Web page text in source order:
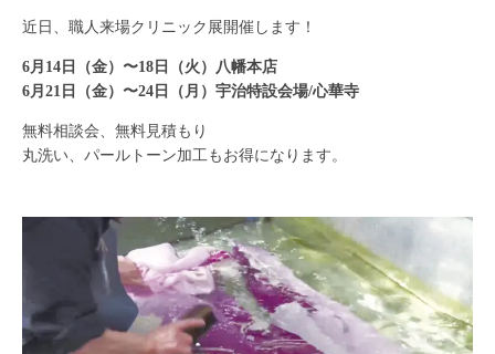
近日、職人来場クリニック展開催します！
6月14日（金）〜18日（火）八幡本店
6月21日（金）〜24日（月）宇治特設会場/心華寺
無料相談会、無料見積もり
丸洗い、パールトーン加工もお得になります。